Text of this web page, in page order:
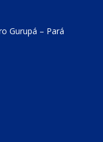
Gurupá – Pará